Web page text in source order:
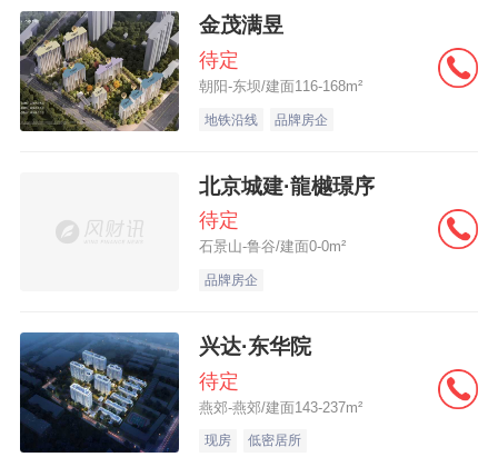
金茂满昱
待定
朝阳-东坝/建面116-168m²
地铁沿线 品牌房企
北京城建·龍樾璟序
待定
石景山-鲁谷/建面0-0m²
品牌房企
兴达·东华院
待定
燕郊-燕郊/建面143-237m²
现房 低密居所